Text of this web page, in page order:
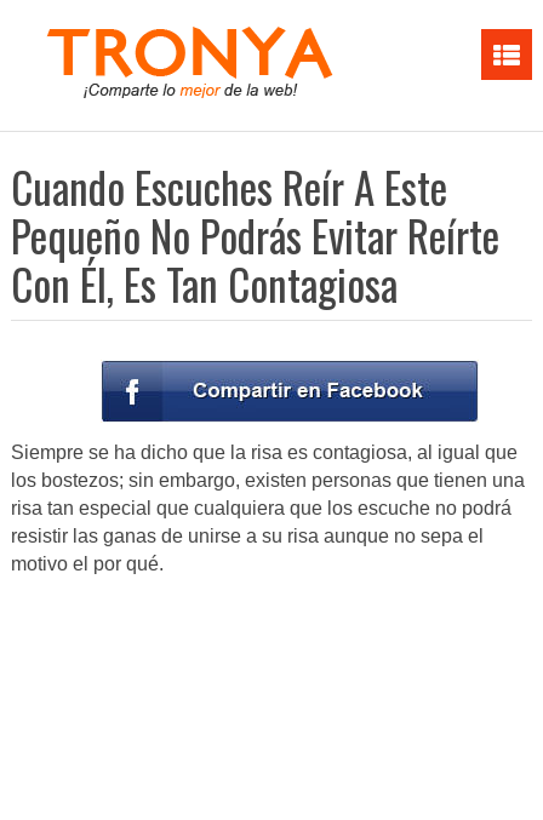
Cuando Escuches Reír A Este
Pequeño No Podrás Evitar Reírte
Con Él, Es Tan Contagiosa
Siempre se ha dicho que la risa es contagiosa, al igual que
los bostezos; sin embargo, existen personas que tienen una
risa tan especial que cualquiera que los escuche no podrá
resistir las ganas de unirse a su risa aunque no sepa el
motivo el por qué.